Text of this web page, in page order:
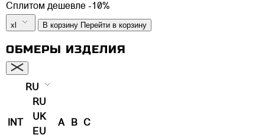
Сплитом дешевле -10%
xl В корзину Перейти в корзину
ОБМЕРЫ ИЗДЕЛИЯ
INT
RU
RU
UK
EU
A B C